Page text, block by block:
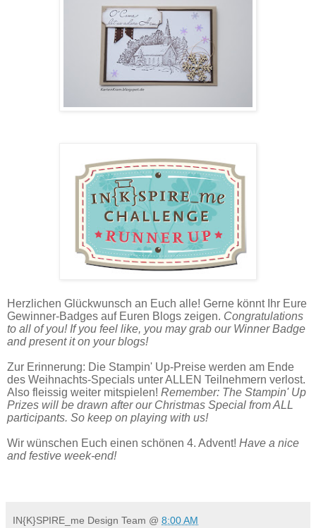
Herzlichen Glückwunsch an Euch alle! Gerne könnt Ihr Eure
Gewinner-Badges auf Euren Blogs zeigen. Congratulations
to all of you! If you feel like, you may grab our Winner Badge
and present it on your blogs!
Zur Erinnerung: Die Stampin' Up-Preise werden am Ende
des Weihnachts-Specials unter ALLEN Teilnehmern verlost.
Also fleissig weiter mitspielen! Remember: The Stampin' Up
Prizes will be drawn after our Christmas Special from ALL
participants. So keep on playing with us!
Wir wünschen Euch einen schönen 4. Advent! Have a nice
andfestive week-end!
IN{K}SPIRE_me Design Team @ 8:00 AM